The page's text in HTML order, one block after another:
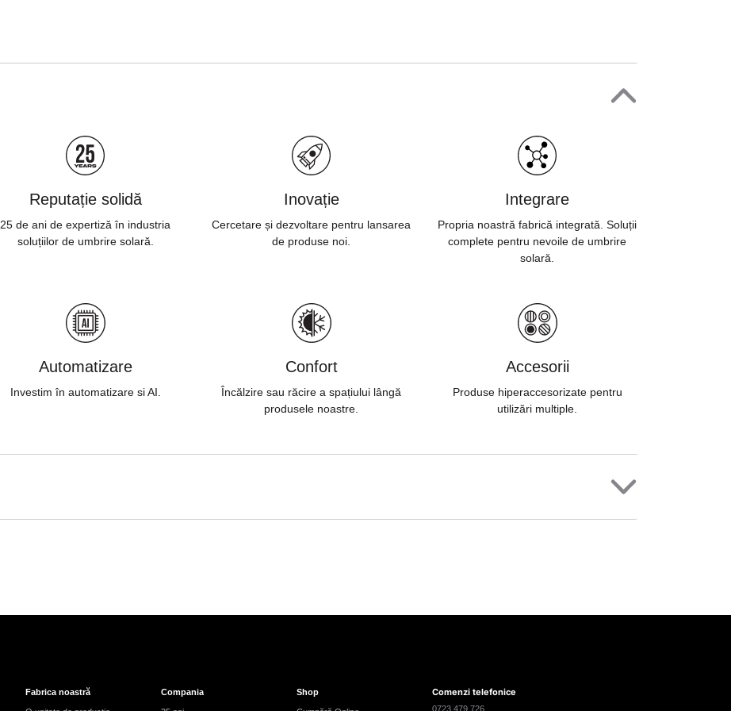
Reputație solidă
25 de ani de expertiză în industria
soluțiilor de umbrire solară.
Inovație
Cercetare și dezvoltare pentru lansarea
de produse noi.
Integrare
Propria noastră fabrică integrată. Soluții
complete pentru nevoile de umbrire
solară.
Automatizare
Investim în automatizare si AI.
Confort
Încălzire sau răcire a spațiului lângă
produsele noastre.
Accesorii
Produse hiperaccesorizate pentru
utilizări multiple.
Fabrica noastră Compania Shop Comenzi telefonice
0723 479 726